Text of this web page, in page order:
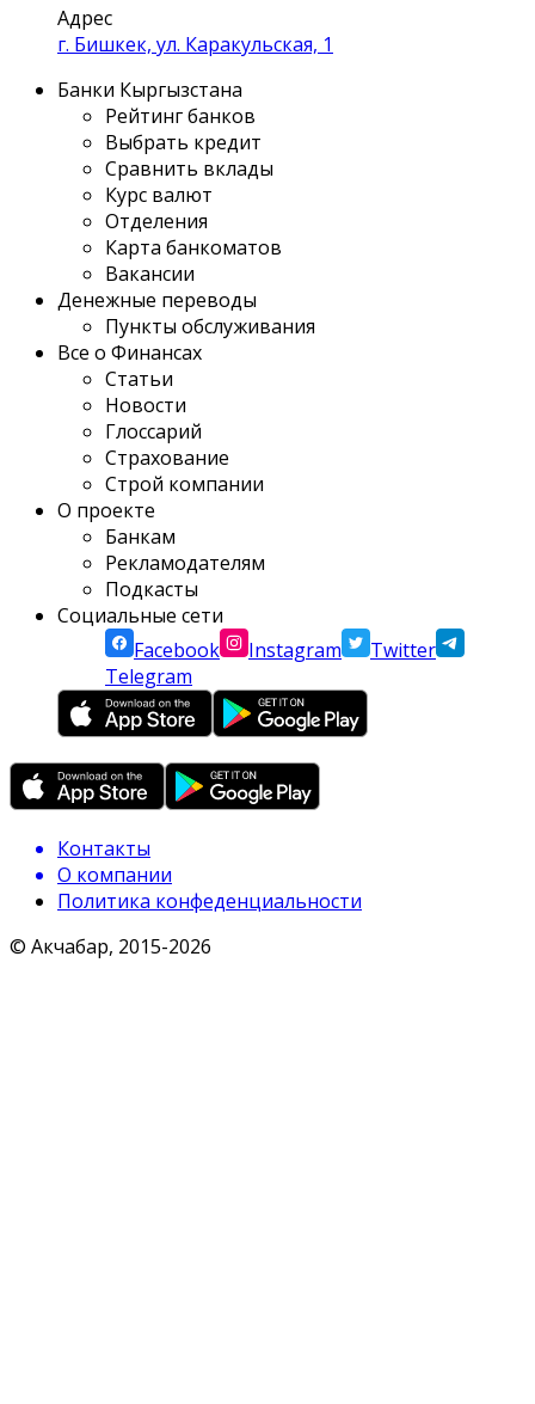
Адрес
г. Бишкек, ул. Каракульская, 1
Банки Кыргызстана
Рейтинг банков
Выбрать кредит
Сравнить вклады
Курс валют
Отделения
Карта банкоматов
Вакансии
Денежные переводы
Пункты обслуживания
Все о Финансах
Статьи
Новости
Глоссарий
Страхование
Строй компании
О проекте
Банкам
Рекламодателям
Подкасты
Социальные сети
Facebook
Instagram
Twitter
Telegram
Контакты
О компании
Политика конфеденциальности
© Акчабар, 2015-2026